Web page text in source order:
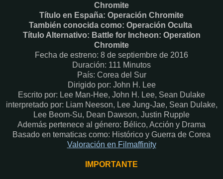
Chromite
Título en España: Operación Chromite
También conocida como: Operación Oculta
Título Alternativo: Battle for Incheon: Operation
Chromite
Fecha de estreno: 8 de septiembre de 2016
Duración: 111 Minutos
País: Corea del Sur
Dirigido por: John H. Lee
Escrito por: Lee Man-Hee, John H. Lee, Sean Dulake
interpretado por: Liam Neeson, Lee Jung-Jae, Sean Dulake,
Lee Beom-Su, Dean Dawson, Justin Rupple
Además pertenece al género: Bélico, Acción y Drama
Basado en tematicas como: Histórico y Guerra de Corea
Valoración en Fi lmaffinity
IMPORTANTE